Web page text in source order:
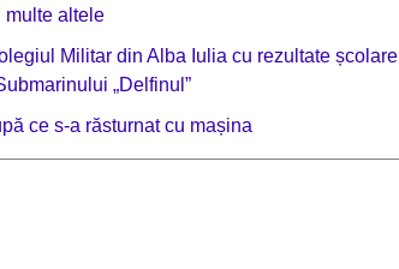
multe altele
Militar din Alba Iulia cu rezultate școlare
„Delfinul”
ce s-a răsturnat cu mașina